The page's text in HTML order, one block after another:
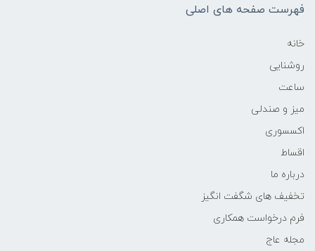
فهرست صفحه های اصلی
خانه
روشنایی
ساعت
میز و صندلی
اکسسوری
اقساط
درباره ما
تخفیف های شگفت انگیز
فرم درخواست همکاری
مجله عاج